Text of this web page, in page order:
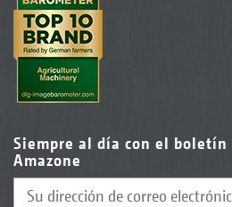
Siempre al día con el
Amazone